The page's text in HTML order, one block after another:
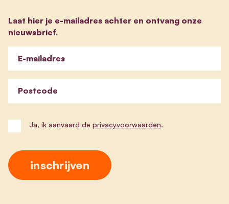
Laat hier je e-mailadres achter en ontvang onze
nieuwsbrief.
E-mailadres
Postcode
Ja, ik aanvaard de privacyvoorwaarden.